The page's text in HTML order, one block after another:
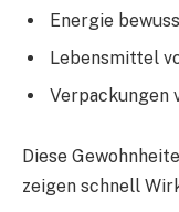
Energie
Lebensmittel
Verpackungen
Diese
zeigen schnell